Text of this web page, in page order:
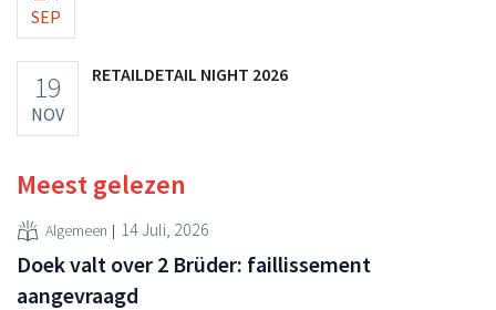
SEP
19
NOV
RETAILDETAIL NIGHT 2026
Meest gelezen
Algemeen 14 Juli, 2026
Doek valt over 2 Brüder: faillissement
aangevraagd